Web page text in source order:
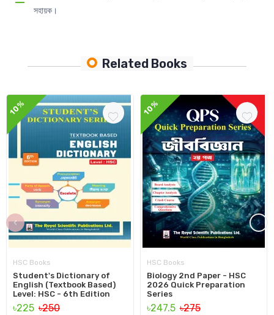
সহায়ক।
Related Books
10%
HSC Books
Student's Dictionary of
English (Textbook Based)
Level: HSC - 6th Edition
৳225 ৳250
10%
HSC Books
Biology 2nd Paper - HSC
2026 Quick Preparation
Series
৳247.5 ৳275
‹ ›